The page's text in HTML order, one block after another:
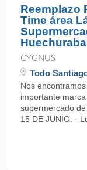
Reemplazo
Time área
Huechuraba
CYGNUS
Todo
Nos
importante
supermercado de
15 DE JUNIO. ·